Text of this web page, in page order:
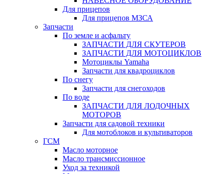
Для прицепов
Для прицепов МЗСА
Запчасти
По земле и асфальту
ЗАПЧАСТИ ДЛЯ СКУТЕРОВ
ЗАПЧАСТИ ДЛЯ МОТОЦИКЛОВ
Мотоциклы Yamaha
Запчасти для квадроциклов
По снегу
Запчасти для снегоходов
По воде
ЗАПЧАСТИ ДЛЯ ЛОДОЧНЫХ
МОТОРОВ
Запчасти для садовой техники
Для мотоблоков и культиваторов
ГСМ
Масло моторное
Масло трансмиссионное
Уход за техникой